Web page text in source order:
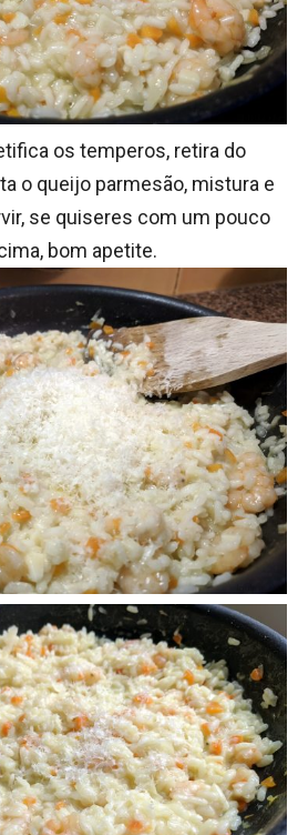
os temperos, retira do
o queijo parmesão, mistura e
se quiseres com um pouco
bom apetite.